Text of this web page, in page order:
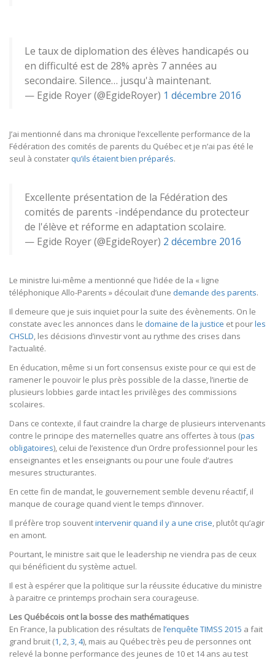
Le taux de diplomation des élèves handicapés ou
en difficulté est de 28% après 7 années au
secondaire. Silence… jusqu'à maintenant.
— Egide Royer (@EgideRoyer) 1 décembre 2016
J’ai mentionné dans ma chronique l’excellente performance de la
Fédération des comités de parents du Québec et je n’ai pas été le
seul à constater qu’ils étaient bien préparés.
Excellente présentation de la Fédération des
comités de parents -indépendance du protecteur
de l'élève et réforme en adaptation scolaire.
— Egide Royer (@EgideRoyer) 2 décembre 2016
Le ministre lui-même a mentionné que l’idée de la « ligne
téléphonique Allo-Parents » découlait d’une demande des parents.
Il demeure que je suis inquiet pour la suite des évènements. On le
constate avec les annonces dans le domaine de la justice et pourles
CHSLD, les décisions d’investir vont au rythme des crises dans
l’actualité.
En éducation, même si un fort consensus existe pour ce qui est de
ramener le pouvoir le plus près possible de la classe, l’inertie de
plusieurs lobbies garde intact les privilèges des commissions
scolaires.
Dans ce contexte, il faut craindre la charge de plusieurs intervenants
contre le principe des maternelles quatre ans offertes à tous (pas
obligatoires), celui de l’existence d’un Ordre professionnel pour les
enseignantes et les enseignants ou pour une foule d’autres
mesures structurantes.
En cette fin de mandat, le gouvernement semble devenu réactif, il
manque de courage quand vient le temps d’innover.
Il préfère trop souventintervenir quand il y a une crise, plutôt qu’agir
en amont.
Pourtant, le ministre sait que le leadership ne viendra pas de ceux
qui bénéficient du système actuel.
Il est à espérer que la politique sur la réussite éducative du ministre
à paraitre ce printemps prochain sera courageuse.
Les Québécois ont la bosse des mathématiques
En France, la publication des résultats de l’enquête TIMSS 2015 a fait
grand bruit (1,2,3,4), mais au Québec très peu de personnes ont
relevé la bonne performance des jeunes de 10 et 14 ans au test